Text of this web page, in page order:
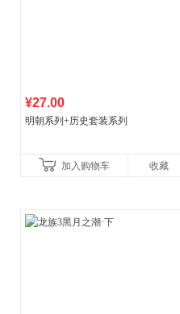
¥27.00
明朝系列+历史套装系列
加入购物车 收藏